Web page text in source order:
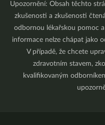
Upozornění: Obsah těchto
zkušenosti a zkušenosti
odbornou lékařskou pomoc
informace nelze chápat jako
V případě, že chcete
zdravotním stavem,
kvalifikovaným